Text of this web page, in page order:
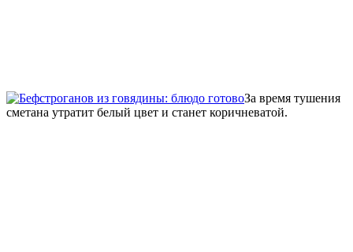
За время тушения
сметана утратит белый цвет и станет коричневатой.